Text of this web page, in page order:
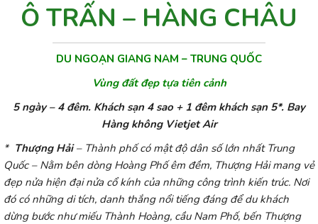
Ô TRẤN – HÀNG CHÂU
DU NGOẠN GIANG NAM – TRUNG QUỐC
Vùng đất đẹp tựa tiên cảnh
5 ngày – 4 đêm. Khách sạn 4 sao + 1 đêm khách sạn 5*. Bay
Hàng không Vietjet Air
* Thượng Hải– Thành phố có mật độ dân số lớn nhất Trung
Quốc – Nằm bên dòng Hoàng Phố êm đềm, Thượng Hải mang vẻ
đẹp nửa hiện đại nửa cổ kính của những công trình kiến trúc. Nơi
đó có những di tích, danh thắng nổi tiếng đáng để du khách
dừng bước như miếu Thành Hoàng, cầu Nam Phố, bến Thượng